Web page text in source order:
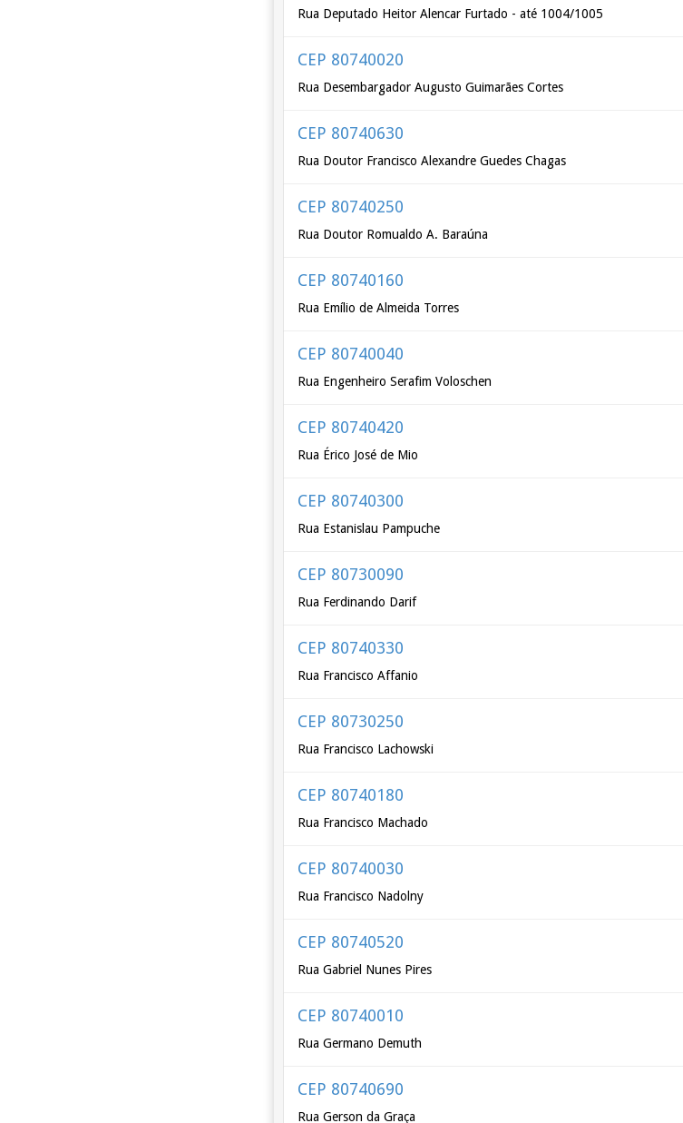
Rua Deputado Heitor Alencar Furtado - até 1004/1005
CEP 80740020
Rua Desembargador Augusto Guimarães Cortes
CEP 80740630
Rua Doutor Francisco Alexandre Guedes Chagas
CEP 80740250
Rua Doutor Romualdo A. Baraúna
CEP 80740160
Rua Emílio de Almeida Torres
CEP 80740040
Rua Engenheiro Serafim Voloschen
CEP 80740420
Rua Érico José de Mio
CEP 80740300
Rua Estanislau Pampuche
CEP 80730090
Rua Ferdinando Darif
CEP 80740330
Rua Francisco Affanio
CEP 80730250
Rua Francisco Lachowski
CEP 80740180
Rua Francisco Machado
CEP 80740030
Rua Francisco Nadolny
CEP 80740520
Rua Gabriel Nunes Pires
CEP 80740010
Rua Germano Demuth
CEP 80740690
Rua Gerson da Graça